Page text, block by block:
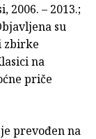
2006. – 2013.;
su
zbirke
na
priče
prevođen na